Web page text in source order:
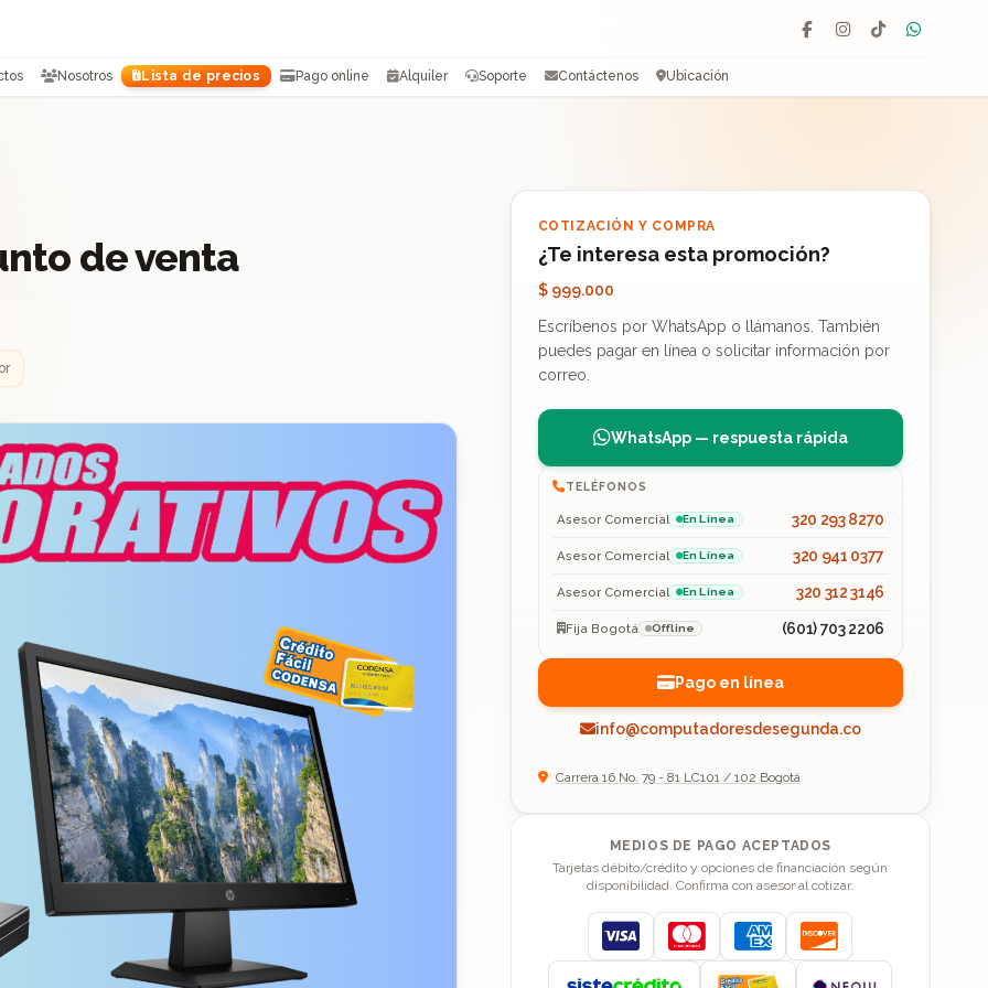
Facebook
Instagram
TikTok
Nosotros Lista de precios Pago online Alquiler Soporte Contáctenos Ubicación
de venta
COTIZACIÓN Y COMPRA
¿Te interesa esta promoción?
$ 999.000
Escríbenos por WhatsApp o llámanos. También
puedes pagar en línea o solicitar información por
correo.
WhatsApp — respuesta rápida
TELÉFONOS
Asesor Comercial En Línea 320 293 8270
Asesor Comercial En Línea 320 941 0377
Asesor Comercial En Línea 320 312 3146
Fija Bogotá Offline (601) 703 2206
Pago en línea
info@computadoresdesegunda.co
Carrera 16 No. 79 - 81 LC101 / 102 Bogotá
MEDIOS DE PAGO ACEPTADOS
Tarjetas débito/crédito y opciones de financiación según
disponibilidad. Confirma con asesor al cotizar.
Visa MastercardAmerican Express
Discover